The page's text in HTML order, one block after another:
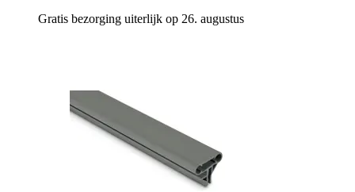
Gratis bezorging uiterlijk op 26. augustus